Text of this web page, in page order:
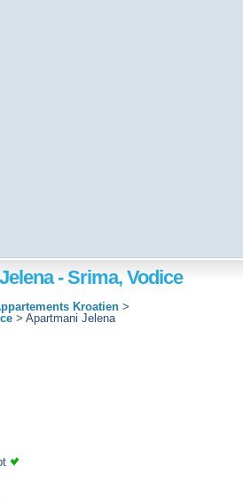
- Srima, Vodice
Kroatien >
> Apartmani Jelena